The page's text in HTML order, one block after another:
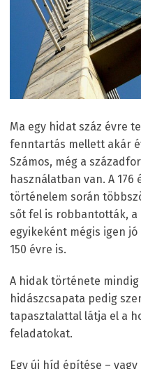
Ma egy hidat száz évre
fenntartás mellett akár
Számos, még a
használatban van. A 176
történelem során
sőt fel is robbantották, a
egyikeként mégis igen
150 évre is.
A hidak története mindig
hidászcsapata pedig
tapasztalattal látja el a
feladatokat.
Egy új híd építése –